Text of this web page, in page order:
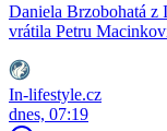
Daniela Brzobohatá z
vrátila Petru
In-lifestyle.cz
dnes, 07:19